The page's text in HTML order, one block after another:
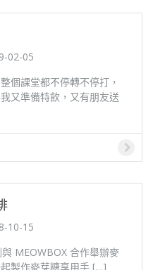
02-05
個課堂都不停轉不停打，
又準備特飲，又有朋友送
10-15
MEOWBOX 合作舉辦麥
製作麥芽糖享用手 […]